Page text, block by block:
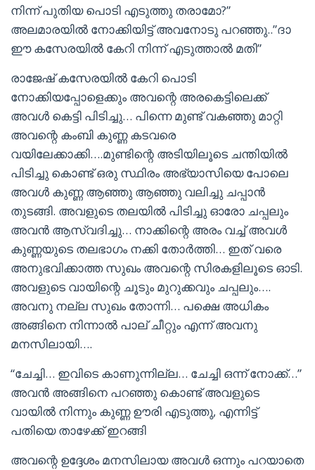
നിന്ന് പുതിയ പൊടി എടുത്തു തരാമോ?”
അലമാരയിൽ നോക്കിയിട്ട് അവനോടു പറഞ്ഞു..”ദാ
ഈ കസേരയിൽ കേറി നിന്ന് എടുത്താൽ മതി”
രാജേഷ്‌ കസേരയിൽ കേറി പൊടി
നോക്കിയപ്പോളെക്കും അവന്റെ അരകെട്ടിലെക്ക്
അവൾ കെട്ടി പിടിച്ചു… പിന്നെ മുണ്ട് വകഞ്ഞു മാറ്റി
അവന്റെ കംബി കുണ്ണ കടവരെ
വയിലേക്കാക്കി….മുണ്ടിന്റെ അടിയിലൂടെ ചന്തിയിൽ
പിടിച്ചു കൊണ്ട് ഒരു സ്ഥിരം അഭ്യാസിയെ പോലെ
അവൾ കുണ്ണ ആഞ്ഞു ആഞ്ഞു വലിച്ചു ചപ്പാൻ
തുടങ്ങി. അവളുടെ തലയിൽ പിടിച്ചു ഓരോ ചപ്പലും
അവൻ ആസ്വദിച്ചു… നാക്കിന്റെ അരം വച്ച് അവൾ
കുണ്ണയുടെ തലഭാഗം നക്കി തോർത്തി… ഇത് വരെ
അനുഭവിക്കാത്ത സുഖം അവന്റെ സിരകളിലൂടെ ഓടി.
അവളുടെ വായിന്റെ ചൂടും മുറുക്കവും ചപ്പലും….
അവനു നല്ല സുഖം തോന്നി… പക്ഷെ അധികം
അങ്ങിനെ നിന്നാൽ പാല് ചീറ്റും എന്ന് അവനു
മനസിലായി….
“ചേച്ചി… ഇവിടെ കാണുന്നില്ല… ചേച്ചി ഒന്ന് നോക്ക്…”
അവൻ അങ്ങിനെ പറഞ്ഞു കൊണ്ട് അവളുടെ
വായിൽ നിന്നും കുണ്ണ ഊരി എടുത്തു, എന്നിട്ട്
പതിയെ താഴേക്ക്‌ ഇറങ്ങി
അവന്റെ ഉദ്ദേശം മനസിലായ അവൾ ഒന്നും പറയാതെ